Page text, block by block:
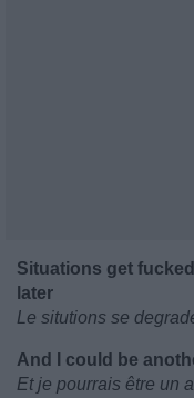
Situations get
later
Le situtions se
And I could be
Et je pourrais être un